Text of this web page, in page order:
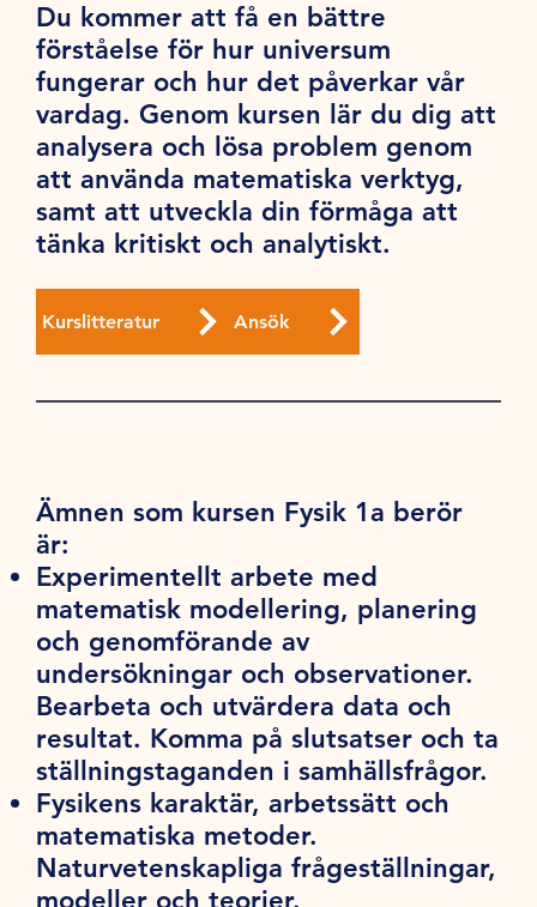
Du kommer att få en bättre
förståelse för hur universum
fungerar och hur det påverkar vår
vardag. Genom kursen lär du dig att
analysera och lösa problem genom
att använda matematiska verktyg,
samt att utveckla din förmåga att
tänka kritiskt och analytiskt.
Kurslitteratur Ansök
Ämnen som kursen Fysik 1a berör
är:
Experimentellt arbete med
matematisk modellering, planering
och genomförande av
undersökningar och observationer.
Bearbeta och utvärdera data och
resultat. Komma på slutsatser och ta
ställningstaganden i samhällsfrågor.
Fysikens karaktär, arbetssätt och
matematiska metoder.
Naturvetenskapliga frågeställningar,
modeller och teorier.